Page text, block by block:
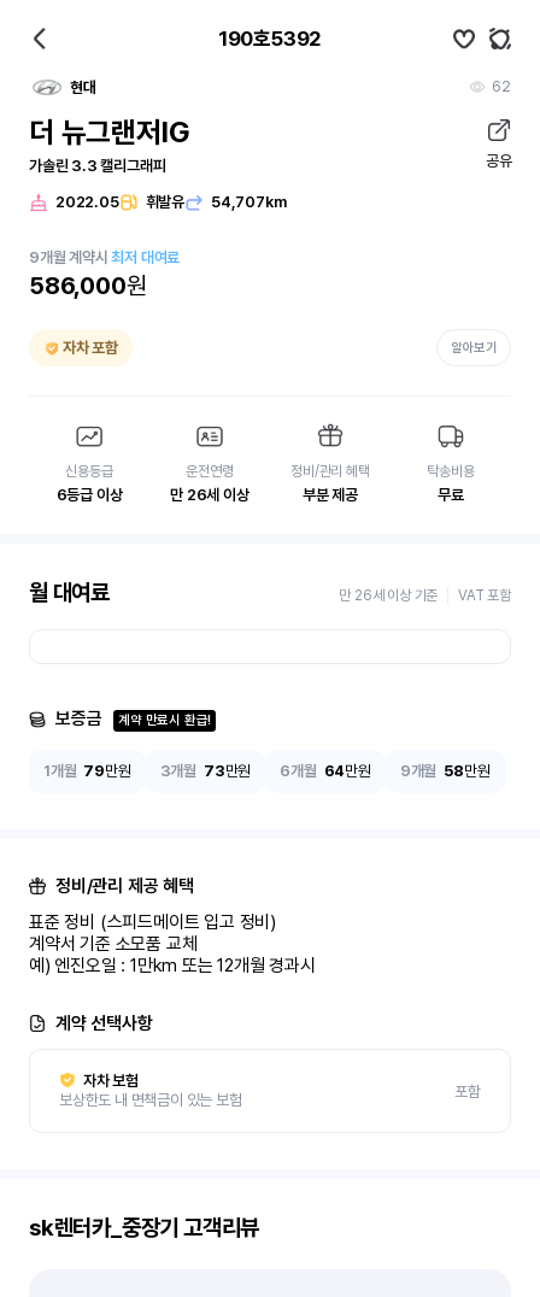
190호5392
현대 62
더 뉴그랜저IG
가솔린 3.3 캘리그래피 공유
2022.05 휘발유 54,707km
9개월 계약시최저 대여료
586,000원
자차 포함 알아보기
신용등급
6등급 이상
운전연령
만 26세 이상
정비/관리 혜택
부분 제공
탁송비용
무료
월 대여료 만 26세 이상 기준 VAT 포함
보증금 계약 만료시 환급!
1개월 79만원 3개월 73만원 6개월 64만원 9개월 58만원
정비/관리 제공 혜택
표준 정비 (스피드메이트 입고 정비)
계약서 기준 소모품 교체
예) 엔진오일 : 1만km 또는 12개월 경과시
계약 선택사항
자차 보험
보상한도 내 면책금이 있는 보험
포함
sk렌터카_중장기 고객리뷰